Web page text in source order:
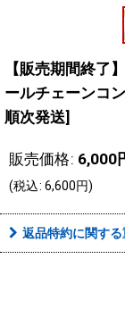
【販売期間終了
ールチェーンコ
順次発送]
販売価格: 6,000
(税込: 6,600円)
返品特約に関す